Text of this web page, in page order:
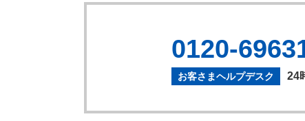
0120-
お客さまヘルプデスク 24